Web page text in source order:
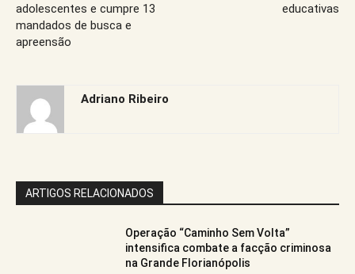
adolescentes e cumpre 13
mandados de busca e
apreensão
educativas
Adriano Ribeiro
ARTIGOS RELACIONADOS
Operação “Caminho Sem Volta”
intensifica combate a facção criminosa
na Grande Florianópolis